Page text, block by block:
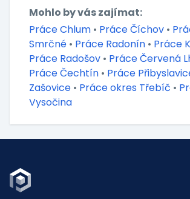
Mohlo by vás zajímat:
Práce Chlum • Práce Číchov •
Smrčné • Práce Radonín • Práce
Práce Radošov • Práce Červená
Práce Čechtín • Práce
Zašovice • Práce okres Třebíč •
Vysočina